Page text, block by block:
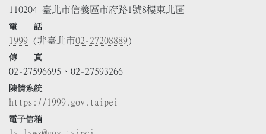
110204 臺北市信義區市府路1號8樓東北區
電 話
1999 (非臺北市02-27208889)
傳 真
02-27596695、02-27593266
陳情系統
https://1999.gov.taipei
電子信箱